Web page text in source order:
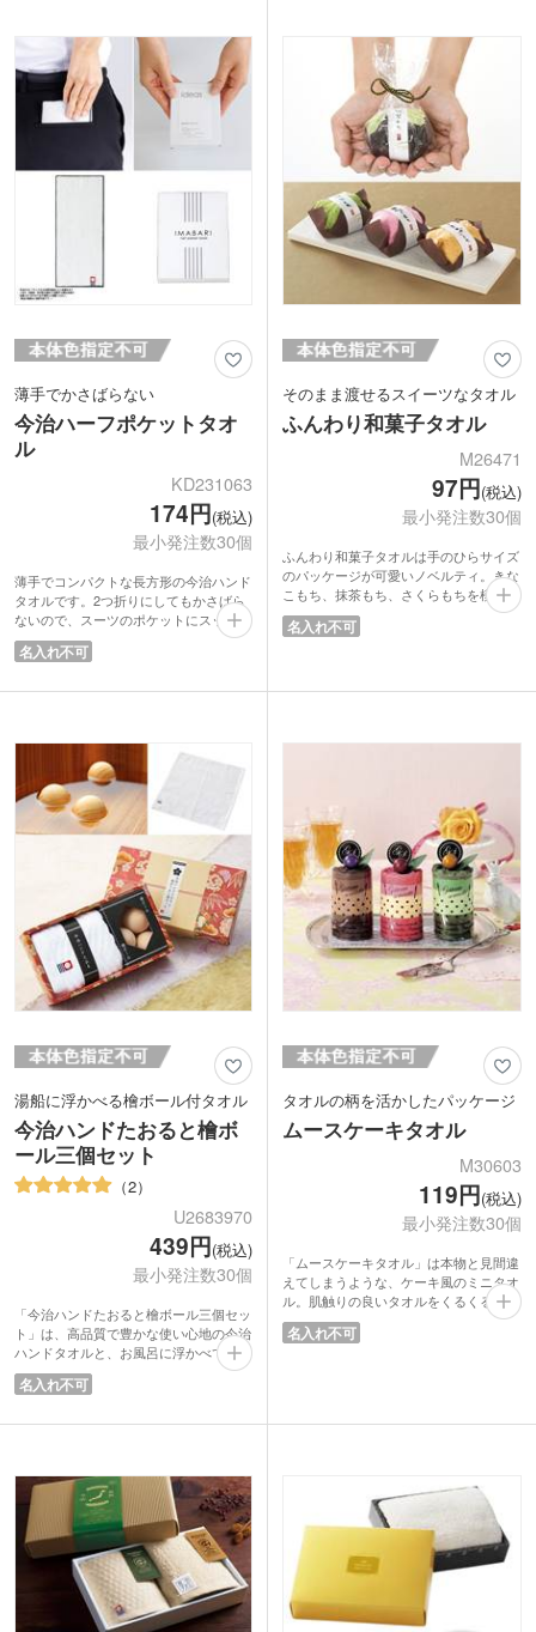
便でも送れるサイズ・重量なので、かさ
ばらず配りやすくバラマキノベルティと
しても重宝しますよ。
薄手でかさばらない
今治ハーフポケットタオ
ル
KD231063
174円(税込)
最小発注数30個
薄手でコンパクトな長方形の今治ハンド
タオルです。2つ折りにしてもかさばら
ないので、スーツのポケットにスッキリ
入ります。
安心、安全、高品質な今治タオルはギフ
カードを差し込める切り込み入り。ご挨
対応の重さ・厚さなのでDMノベルティ
としてもおすすめです。
名入れ不可
そのまま渡せるスイーツなタオル
ふんわり和菓子タオル
M26471
97円(税込)
最小発注数30個
ふんわり和菓子タオルは手のひらサイズ
のパッケージが可愛いノベルティ。きな
こもち、抹茶もち、さくらもちを模した
美味しそうなデザインで、開くと約
200mm四方のハンドタオルになりま
和の心あふれる和菓子風デザインはは感
にいかがでしょうか。
名入れ不可
湯船に浮かべる檜ボール付タオル
今治ハンドたおると檜ボ
ール三個セット
2
U2683970
439円(税込)
最小発注数30個
「今治ハンドたおると檜ボール三個セッ
ト」は、高品質で豊かな使い心地の今治
ハンドタオルと、お風呂に浮かべて使う
清々しい香りの天然檜ボール三個のセッ
ト商品です。
タオルに美しい波のような模様があしら
湯船に浮かべると清々しい香りがほのか
に広がります。また、卓球やゴルフボー
ルよりやや小さい直径3.5cmの大きさで
すので、ツボ押しにもちょうどいい大き
さです。
美しい和風柄化粧箱に入れてお届けいた
します。大切な方へのギフトとしていか
がでしょうか。
名入れ不可
タオルの柄を活かしたパッケージ
ムースケーキタオル
M30603
119円(税込)
最小発注数30個
「ムースケーキタオル」は本物と見間違
えてしまうような、ケーキ風のミニタオ
ル。肌触りの良いタオルをくるくると巻
き、ムースケーキ風にデコレーションし
たギフトタオルです。
伝えるプレゼントとして人気がありま
名入れ不可